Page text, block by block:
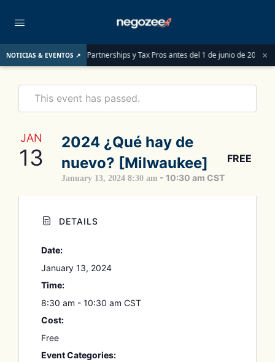
NOTICIAS & EVENTOS ↗
saber las LLCs, Partnerships y Tax Pros antes del 1 de junio de 2026 ×
This event has passed.
JAN
13
2024 ¿Qué hay de
nuevo? [Milwaukee]
January 13, 2024 8:30 am - 10:30 am CST
FREE
DETAILS
Date:
January 13, 2024
Time:
8:30 am - 10:30 am CST
Cost:
Free
Event Categories: